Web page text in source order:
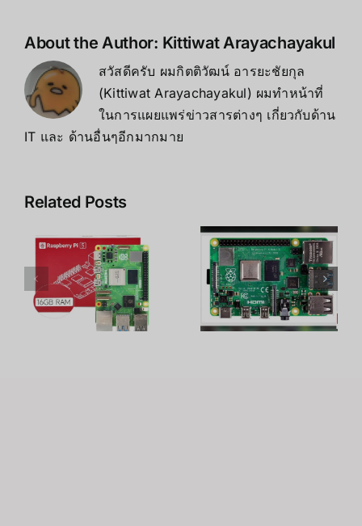
About the Author: Kittiwat Arayachayakul
สวัสดีครับ ผมกิตติวัฒน์ อารยะชัยกุล
(Kittiwat Arayachayakul) ผมทำหน้าที่
ในการแผยแพร่ข่าวสารต่างๆ เกี่ยวกับด้าน
IT และ ด้านอื่นๆอีกมากมาย
Related Posts
Raspberry
Pi 4 vs PC
ต่างกัน
อย่างไร ?
19 โปรเจค
สุดเจ๋งของ
Raspberry
Pi